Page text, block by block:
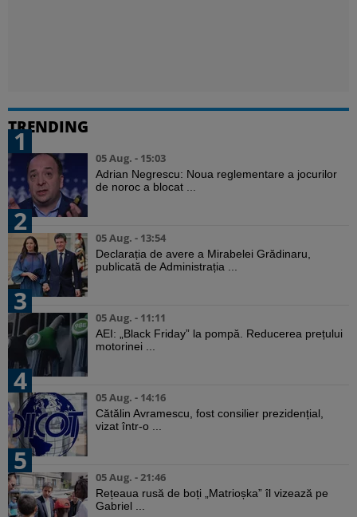
TRENDING
1
05 Aug. - 15:03
Adrian Negrescu: Noua reglementare a jocurilor
de noroc a blocat ...
2
05 Aug. - 13:54
Declarația de avere a Mirabelei Grădinaru,
publicată de Administrația ...
3
05 Aug. - 11:11
AEI: „Black Friday” la pompă. Reducerea prețului
motorinei ...
4
05 Aug. - 14:16
Cătălin Avramescu, fost consilier prezidențial,
vizat într-o ...
5
05 Aug. - 21:46
Rețeaua rusă de boți „Matrioșka” îl vizează pe
Gabriel ...